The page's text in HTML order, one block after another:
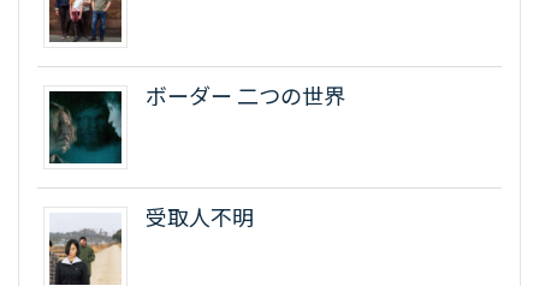
ボーダー 二つの世界
受取人不明